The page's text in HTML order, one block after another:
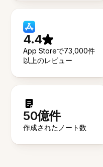
4.4
App Storeで73,000件
以上のレビュー
50億件
作成されたノート数